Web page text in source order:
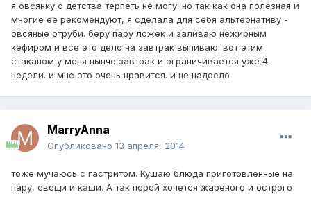
я овсянку с детства терпеть не могу. но так как она полезная и
многие ее рекомендуют, я сделала для себя альтернативу -
овсяные отруби. беру пару ложек и заливаю нежирным
кефиром и все это дело на завтрак выпиваю. вот этим
стаканом у меня нынче завтрак и ограничивается уже 4
недели. и мне это очень нравится. и не надоело
MarryAnna
Опубликовано 13 апреля, 2014
тоже мучаюсь с гастритом. Кушаю блюда приготовленные на
пару, овощи и каши. А так порой хочется жареного и острого